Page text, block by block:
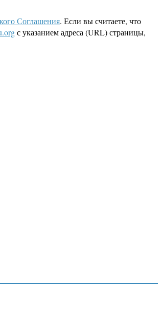
Соглашения. Если вы считаете, что
с указанием адреса (URL) страницы,